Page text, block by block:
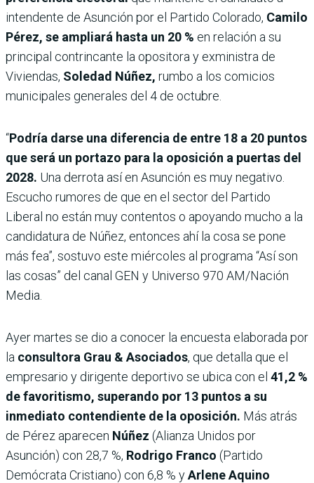
intendente de Asunción por el Partido Colorado, Camilo
Pérez, se ampliará hasta un 20 % en relación a su
principal contrincante la opositora y exministra de
Viviendas, Soledad Núñez, rumbo a los comicios
municipales generales del 4 de octubre.
“Podría darse una diferencia de entre 18 a 20 puntos
que será un portazo para la oposición a puertas del
2028. Una derrota así en Asunción es muy negativo.
Escucho rumores de que en el sector del Partido
Liberal no están muy contentos o apoyando mucho a la
candidatura de Núñez, entonces ahí la cosa se pone
más fea”, sostuvo este miércoles al programa “Así son
las cosas” del canal GEN y Universo 970 AM/Nación
Media.
Ayer martes se dio a conocer la encuesta elaborada por
la consultora Grau & Asociados, que detalla que el
empresario y dirigente deportivo se ubica con el 41,2 %
de favoritismo, superando por 13 puntos a su
inmediato contendiente de la oposición. Más atrás
de Pérez aparecen Núñez (Alianza Unidos por
Asunción) con 28,7 %, Rodrigo Franco (Partido
Demócrata Cristiano) con 6,8 % yArlene Aquino